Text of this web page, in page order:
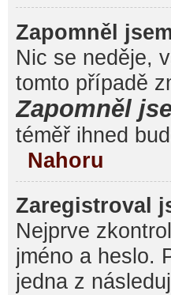
Zapomněl
Nic se neděje,
tomto případě
Zapomněl
téměř ihned
Nahoru
Zaregistroval
Nejprve
jméno a heslo.
jedna z